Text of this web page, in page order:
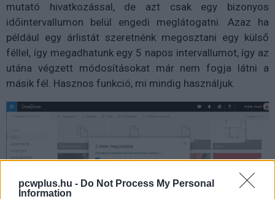
pcwplus.hu - Do Not Process My Personal
Information
mutató hivatkozással, de azt csak egy bizonyos
időintervallumon belül engedi meglátogatni. Azaz ha
például egy árlistát szeretnénk megosztani egy külső
féllel, így megadhatunk egy 5 napos intervallumot, így az
utána végzett módosításokat már nem fogja látni a
másik fél. Hasznos funkció, mi mindig használjuk.